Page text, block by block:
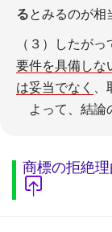
るとみるのが相
（３）したがっ
要件を具備しな
は妥当でなく
よって、結論
商標の拒絶